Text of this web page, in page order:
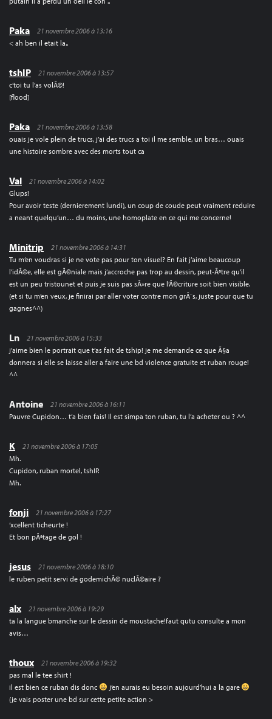
Paka
21 novembre 2006 à 13:16
< ah ben il etait la..
tshIP
21 novembre 2006 à 13:57
c’toi tu l’as volÃ©!
[flood]
Paka
21 novembre 2006 à 13:58
ouais je vole plein de trucs, j’ai des trucs a toi il me semble, un bras… ouais
une histoire sombre avec des morts tout ca
Val
21 novembre 2006 à 14:02
Glups!
Pour avoir teste (dernierement lundi), un coup de coude peut vraiment reduire
a neant quelqu’un… du moins, une homoplate en ce qui me concerne!
Minitrip
21 novembre 2006 à 14:31
Tu m’en voudras si je ne vote pas pour ton visuel? En fait j’aime beaucoup
l’idÃ©e, elle est gÃ©niale mais j’accroche pas trop au dessin, peut-Ãªtre qu’il
est un peu tristounet et puis je suis pas sÃ»re que l’Ã©criture soit bien visible.
(et si tu m’en veux, je finirai par aller voter contre mon grÃ¨s, juste pour que tu
gagnes^^)
Ln
21 novembre 2006 à 15:33
j’aime bien le portrait que t’as fait de tship! je me demande ce que Ã§a
donnera si elle se laisse aller a faire une bd violence gratuite et ruban rouge!
^^
Antoine
21 novembre 2006 à 16:11
Pauvre Cupidon… t’a bien fais! Il est simpa ton ruban, tu l’a acheter ou ? ^^
K
21 novembre 2006 à 17:05
Mh.
Cupidon, ruban mortel, tshIP.
Mh.
fonji
21 novembre 2006 à 17:27
‘xcellent ticheurte !
Et bon pÃªtage de gol !
jesus
21 novembre 2006 à 18:10
le ruben petit servi de godemichÃ© nuclÃ©aire ?
alx
21 novembre 2006 à 19:29
ta la langue bmanche sur le dessin de moustache!faut qutu consulte a mon
avis…
thoux
21 novembre 2006 à 19:32
pas mal le tee shirt !
il est bien ce ruban dis donc
j’en aurais eu besoin aujourd’hui a la gare
(je vais poster une bd sur cette petite action >